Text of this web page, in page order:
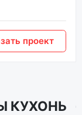
проект
КУХОНЬ